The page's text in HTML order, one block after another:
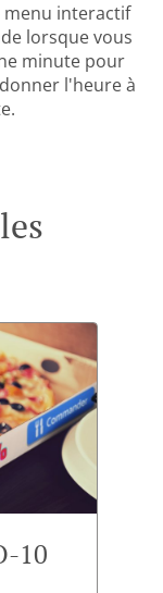
interactif
lorsque vous
minute pour
l'heure à
10